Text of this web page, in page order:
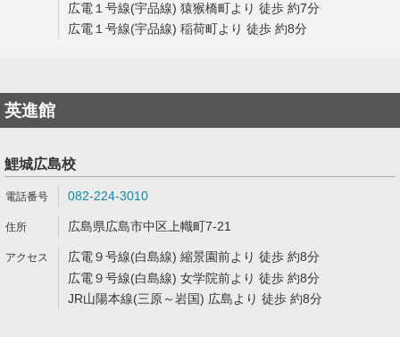
広電１号線(宇品線) 猿猴橋町より 徒歩 約7分
広電１号線(宇品線) 稲荷町より 徒歩 約8分
英進館
鯉城広島校
082-224-3010
広島県広島市中区上幟町7-21
広電９号線(白島線) 縮景園前より 徒歩 約8分
広電９号線(白島線) 女学院前より 徒歩 約8分
JR山陽本線(三原～岩国) 広島より 徒歩 約8分